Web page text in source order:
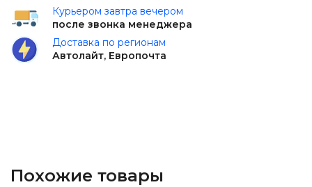
Курьером завтра вечером
после звонка менеджера
Доставка по регионам
Автолайт, Европочта
Похожие товары